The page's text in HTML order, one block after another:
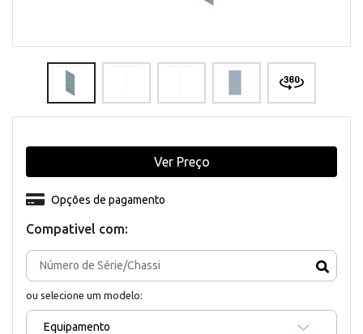
Compativel com:
ou selecione um modelo:
Equipamento
Opções de pagamento
Ver Preço